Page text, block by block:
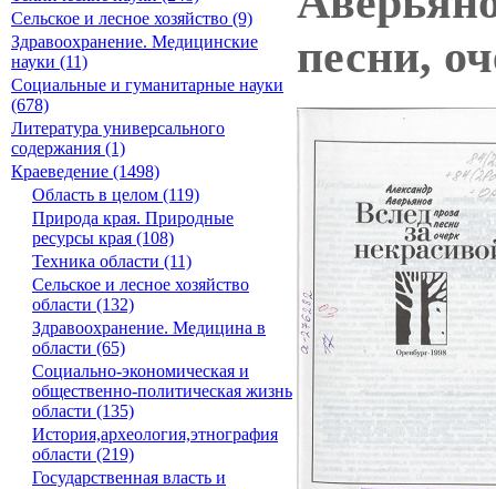
Сельское и лесное хозяйство (9)
Здравоохранение. Медицинские
науки (11)
Социальные и гуманитарные науки
(678)
Литература универсального
содержания (1)
Краеведение (1498)
Область в целом (119)
Природа края. Природные
ресурсы края (108)
Техника области (11)
Сельское и лесное хозяйство
области (132)
Здравоохранение. Медицина в
области (65)
Социально-экономическая и
общественно-политическая жизнь
области (135)
История,археология,этнография
области (219)
Государственная власть и
песни,